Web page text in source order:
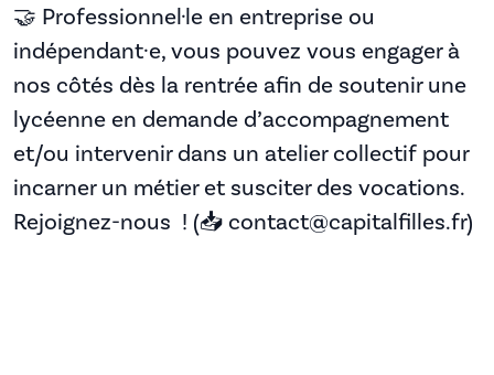
🤝 Professionnel·le en entreprise ou
indépendant·e, vous pouvez vous engager à
nos côtés dès la rentrée afin de soutenir une
lycéenne en demande d’accompagnement
et/ou intervenir dans un atelier collectif pour
incarner un métier et susciter des vocations.
Rejoignez-nous ! (📥 contact@capitalfilles.fr)